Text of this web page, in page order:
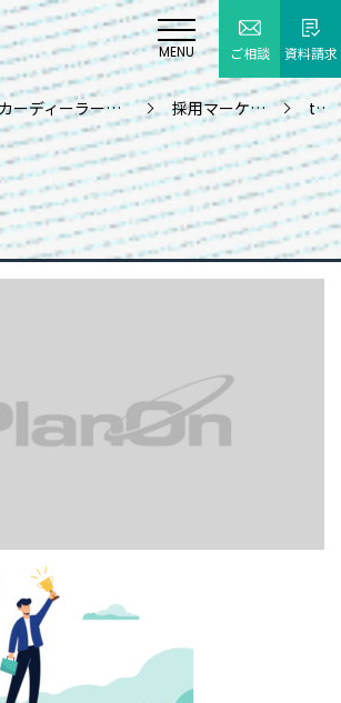
MENU ご相談 資料請求
カーディーラー向け人材採用支援 採用マーケティング情報 th